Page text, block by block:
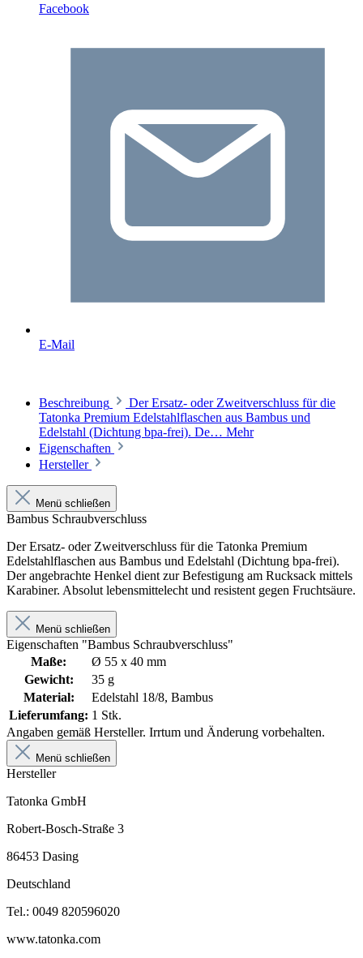
Facebook
E-Mail
Beschreibung
Der Ersatz- oder Zweitverschluss für die
Tatonka Premium Edelstahlflaschen aus Bambus und
Edelstahl (Dichtung bpa-frei). De… Mehr
Eigenschaften
Hersteller
Menü schließen
Bambus Schraubverschluss
Der Ersatz- oder Zweitverschluss für die Tatonka Premium
Edelstahlflaschen aus Bambus und Edelstahl (Dichtung bpa-frei).
Der angebrachte Henkel dient zur Befestigung am Rucksack mittels
Karabiner. Absolut lebensmittelecht und resistent gegen Fruchtsäure.
Menü schließen
Eigenschaften "Bambus Schraubverschluss"
Maße:
Ø 55 x 40 mm
Gewicht:
35 g
Material:
Edelstahl 18/8, Bambus
Lieferumfang: 1 Stk.
Angaben gemäß Hersteller. Irrtum und Änderung vorbehalten.
Menü schließen
Hersteller
Tatonka GmbH
Robert-Bosch-Straße 3
86453 Dasing
Deutschland
Tel.: 0049 820596020
www.tatonka.com